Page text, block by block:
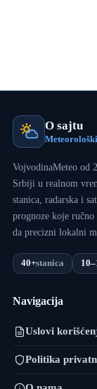
O sajtu
VojvodinaMeteo od
Srbiji u realnom
stanica, radarska i
prognoze koje
da precizni lokalni
40+stanica
Navigacija
Uslovi
Politika